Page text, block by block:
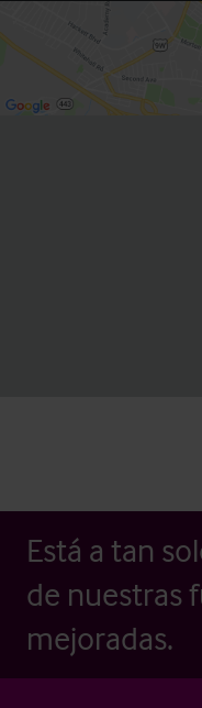
Está a tan
de nuestras
mejoradas.